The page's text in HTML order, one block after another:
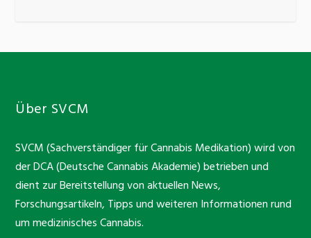
Über SVCM
SVCM (Sachverständiger für Cannabis Medikation) wird von
der DCA (Deutsche Cannabis Akademie) betrieben und
dient zur Bereitstellung von aktuellen News,
Forschungsartikeln, Tipps und weiteren Informationen rund
um medizinisches Cannabis.